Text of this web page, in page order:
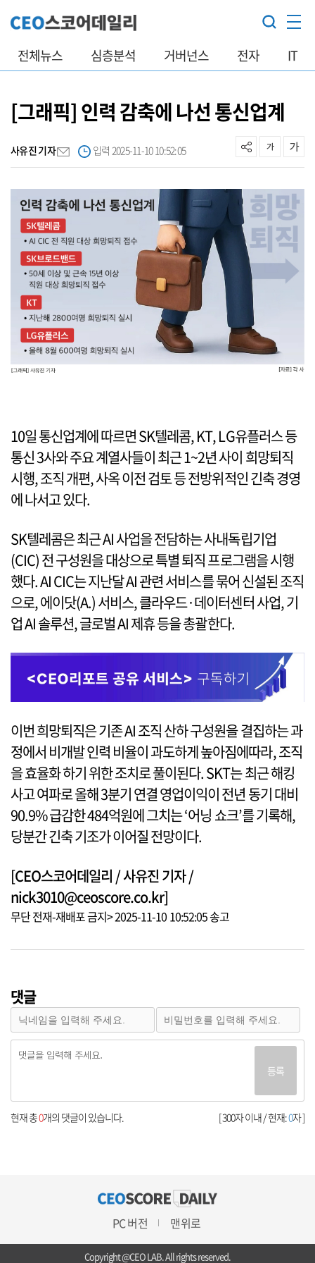
전체뉴스 심층분석 거버넌스 전자 IT
[그래픽] 인력 감축에 나선 통신업계
사유진 기자 입력 2025-11-10 10:52:05
10일 통신업계에 따르면 SK텔레콤, KT, LG유플러스 등
통신 3사와 주요 계열사들이 최근 1~2년 사이 희망퇴직
시행, 조직 개편, 사옥 이전 검토 등 전방위적인 긴축 경영
에 나서고 있다.
SK텔레콤은 최근 AI 사업을 전담하는 사내독립기업
(CIC) 전 구성원을 대상으로 특별 퇴직 프로그램을 시행
했다. AI CIC는 지난달 AI 관련 서비스를 묶어 신설된 조직
으로, 에이닷(A.) 서비스, 클라우드·데이터센터 사업, 기
업 AI 솔루션, 글로벌 AI 제휴 등을 총괄한다.
이번 희망퇴직은 기존 AI 조직 산하 구성원을 결집하는 과
정에서 비개발 인력 비율이 과도하게 높아짐에따라, 조직
을 효율화 하기 위한 조치로 풀이된다. SKT는 최근 해킹
사고 여파로 올해 3분기 연결 영업이익이 전년 동기 대비
90.9% 급감한 484억원에 그치는 ‘어닝 쇼크’를 기록해,
당분간 긴축 기조가 이어질 전망이다.
[CEO스코어데일리 / 사유진 기자 /
nick3010@ceoscore.co.kr]
무단 전재-재배포 금지> 2025-11-10 10:52:05 송고
댓글
등록
[ 300자 이내 / 현재:0자 ]
현재 총0개의 댓글이 있습니다.
PC 버전 맨위로
Copyright @CEO LAB. All rights reserved.